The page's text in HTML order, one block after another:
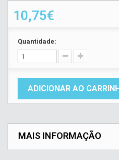
10,75€
Quantidade:
ADICIONAR AO
MAIS INFORMAÇÃO